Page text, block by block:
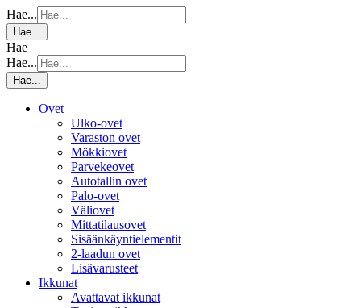
Hae...
Hae...
Hae
Hae...
Hae...
Ovet
Ulko-ovet
Varaston ovet
Mökkiovet
Parvekeovet
Autotallin ovet
Palo-ovet
Väliovet
Mittatilausovet
Sisäänkäyntielementit
2-laadun ovet
Lisävarusteet
Ikkunat
Avattavat ikkunat